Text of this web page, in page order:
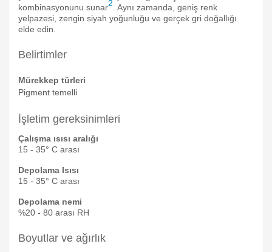
kombinasyonunu sunar2 . Aynı zamanda, geniş renk
yelpazesi, zengin siyah yoğunluğu ve gerçek gri doğallığı
elde edin.
Belirtimler
Mürekkep türleri
Pigment temelli
İşletim gereksinimleri
Çalışma ısısı aralığı
15 - 35° C arası
Depolama Isısı
15 - 35° C arası
Depolama nemi
%20 - 80 arası RH
Boyutlar ve ağırlık